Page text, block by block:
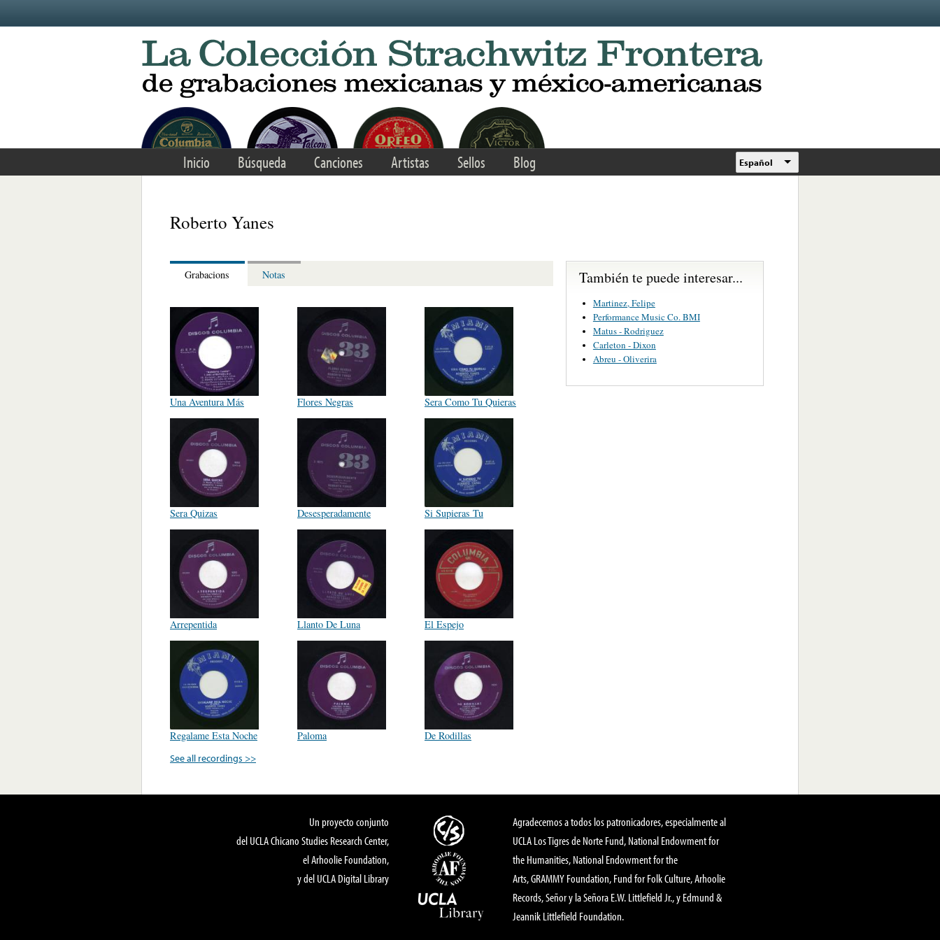
Inicio Búsqueda Canciones Artistas Sellos Blog Español
Roberto Yanes
Grabacions Notas
Una Aventura Más Flores Negras Sera Como Tu Quieras
Sera Quizas Desesperadamente Si Supieras Tu
Arrepentida Llanto De Luna El Espejo
Regalame Esta Noche Paloma
De Rodillas
See all recordings >>
También te puede interesar...
Martinez, Felipe
Performance Music Co. BMI
Matus - Rodriguez
Carleton - Dixon
Abreu - Oliverira
Un proyecto conjunto
del UCLA Chicano Studies Research Center,
el Arhoolie Foundation,
y del UCLA Digital Library
Agradecemos a todos los patronicadores, especialmente al
UCLA Los Tigres de Norte Fund, National Endowment for
the Humanities, National Endowment for the
Arts, GRAMMY Foundation, Fund for Folk Culture, Arhoolie
Records, Señor y la Señora E.W. Littlefield Jr., y Edmund &
Jeannik Littlefield Foundation.